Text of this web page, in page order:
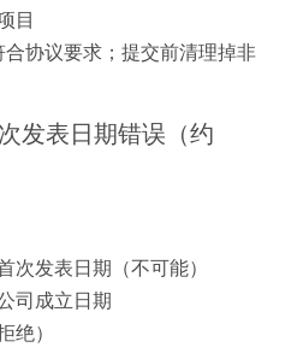
目
协议要求；提交前清理掉非
发表日期错误（约
次发表日期（不可能）
司成立日期
绝）